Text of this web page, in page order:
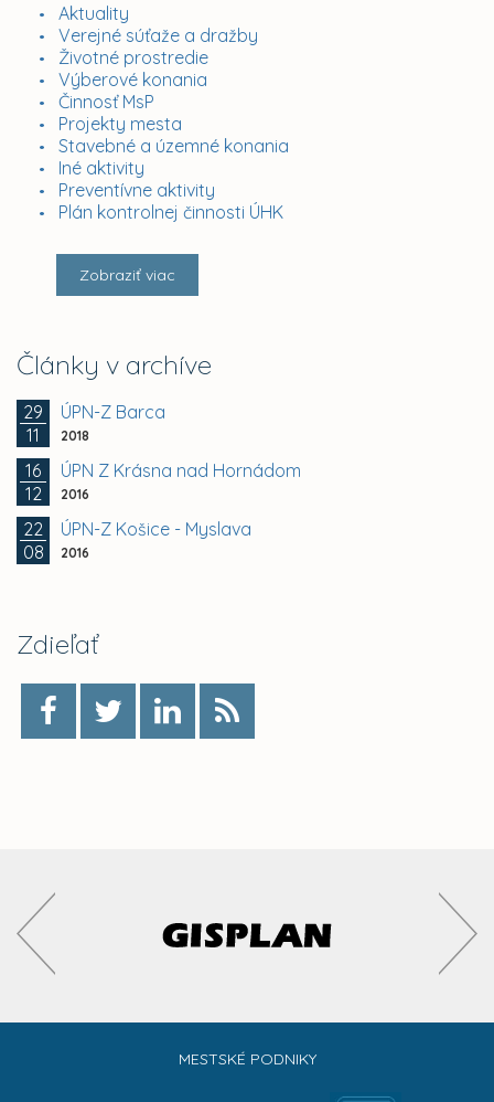
Aktuality
Verejné súťaže a dražby
Životné prostredie
Výberové konania
Činnosť MsP
Projekty mesta
Stavebné a územné konania
Iné aktivity
Preventívne aktivity
Plán kontrolnej činnosti ÚHK
Zobraziť viac
Články v archíve
29
11
ÚPN-Z Barca
2018
16
12
ÚPN Z Krásna nad Hornádom
2016
22
08
ÚPN-Z Košice - Myslava
2016
Zdieľať
MESTSKÉ PODNIKY